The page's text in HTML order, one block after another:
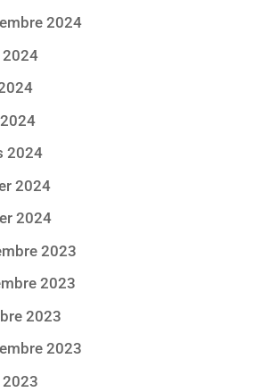
2024
2024
2024
2024
2024
2023
2023
2023
2023